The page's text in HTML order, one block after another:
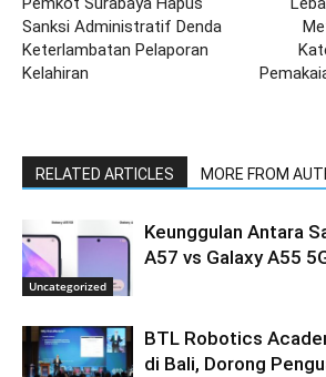
Sanksi Administratif Denda
Keterlambatan Pelaporan
Kelahiran
RELATED ARTICLES MORE FROM
Uncategorized
Keunggulan Antara
A57 vs Galaxy A55
BTL Robotics
di Bali, Dorong